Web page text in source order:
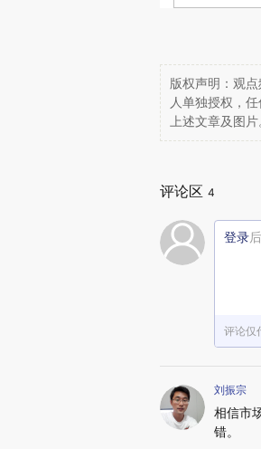
版权声明：观
人单独授权，
上述文章及图片
评论区 4
登录
评论仅
刘振宗
相信市
错。